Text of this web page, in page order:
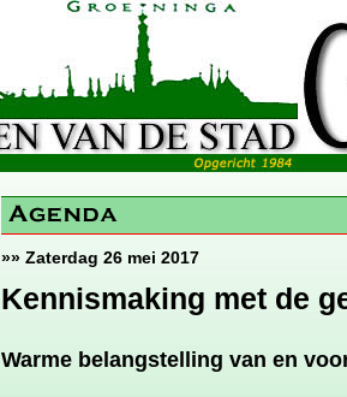
»» Zaterdag 26 mei 2017
Kennismaking met de
Warme belangstelling van en